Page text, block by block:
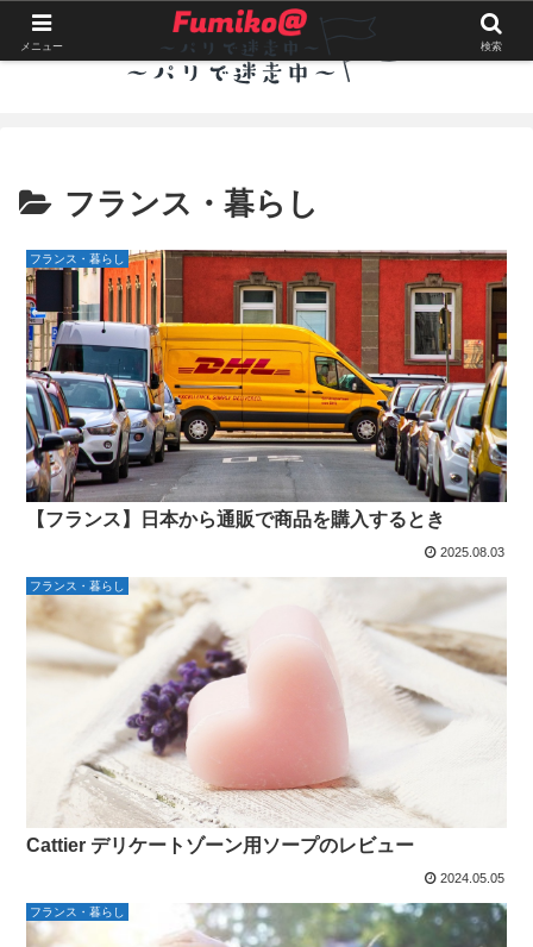
フランス・暮らし
フランス・暮らし
【フランス】日本から通販で商品を購入するとき
2025.08.03
フランス・暮らし
Cattier デリケートゾーン用ソープのレビュー
2024.05.05
フランス・暮らし
メニュー 検索